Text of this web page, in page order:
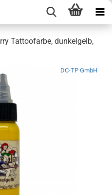
Tattoofarbe, dunkelgelb,
DC-TP GmbH